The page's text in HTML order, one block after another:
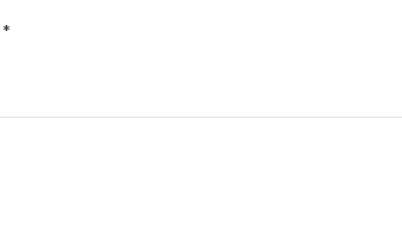
*